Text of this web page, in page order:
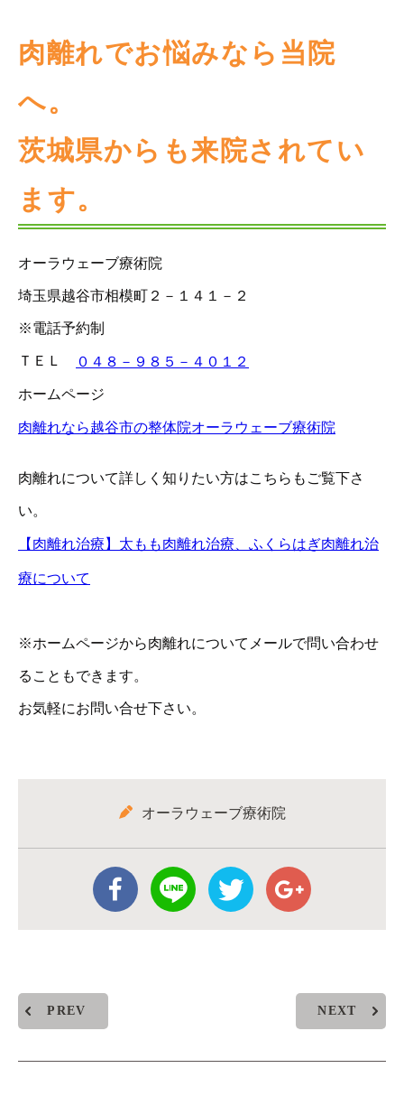
肉離れでお悩みなら当院
へ。
茨城県からも来院されてい
ます。
オーラウェーブ療術院
埼玉県越谷市相模町２－１４１－２
※電話予約制
ＴＥＬ ０４８－９８５－４０１２
ホームページ
肉離れなら越谷市の整体院オーラウェーブ療術院
肉離れについて詳しく知りたい方はこちらもご覧下さ
い。
【肉離れ治療】太もも肉離れ治療、ふくらはぎ肉離れ治
療について
※ホームページから肉離れについてメールで問い合わせ
ることもできます。
お気軽にお問い合せ下さい。
オーラウェーブ療術院
PREV NEXT